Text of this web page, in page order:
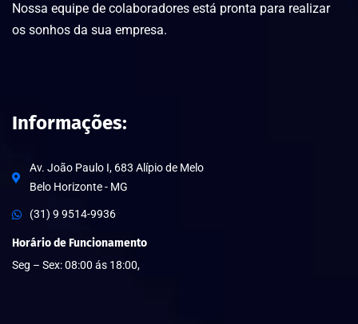
Nossa equipe de colaboradores está pronta para realizar
os sonhos da sua empresa.
Informações:
Av. João Paulo I, 683 Alípio de Melo
Belo Horizonte - MG
(31) 9 9514-9936
Horário de Funcionamento
Seg – Sex: 08:00 ás 18:00,